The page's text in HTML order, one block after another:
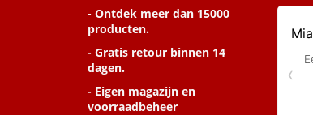
- Ontdek meer dan 15000
producten.
- Gratis retour binnen 14
dagen.
- Eigen magazijn en
voorraadbeheer